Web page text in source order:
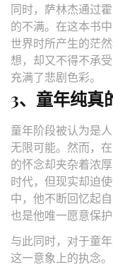
同时，萨林杰通过
的不满。在这本书
世界时所产生的茫
想，却又不得不承
充满了悲剧色彩。
3、童年纯真
童年阶段被认为是
无限可能。然而，
的怀念却夹杂着浓
时代，但现实却迫
中，他不断回忆起
也是他唯一愿意保护
与此同时，对于童
这一意象上的执念